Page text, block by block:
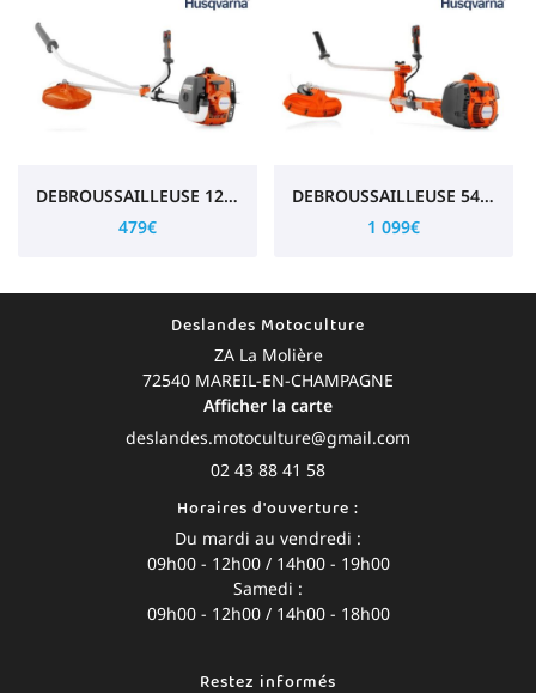
Rejoignez-
DEBROUSSAILLEUSE 129R
479€
DEBROUSSAILLEUSE 545RX
1 099€
Deslandes Motoculture
ZA La Molière
72540 MAREIL-EN-CHAMPAGNE
Afficher la carte
02 43 88 41 58
Horaires d'ouverture :
Du mardi au vendredi :
09h00 - 12h00 / 14h00 - 19h00
Samedi :
09h00 - 12h00 / 14h00 - 18h00
Restez informés